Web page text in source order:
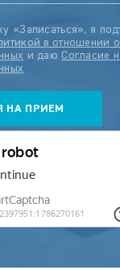
«Записаться», я
в отношении
и даю Согласие